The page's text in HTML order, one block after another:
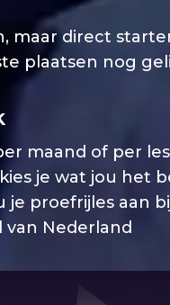
maar direct
plaatsen nog
maand of per
je wat jou het
je proefrijles aan
Nederland